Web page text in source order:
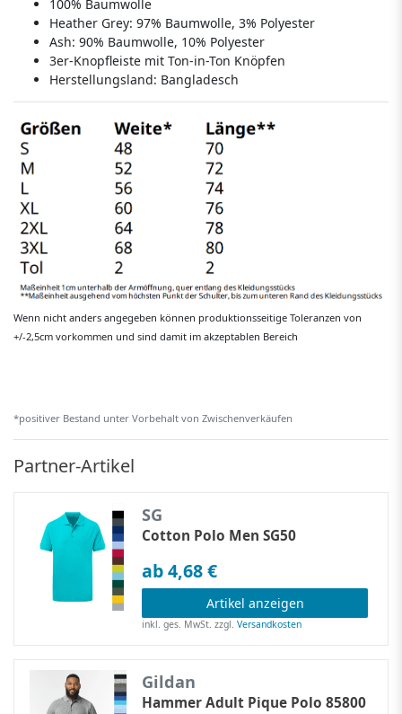
100% Baumwolle
Heather Grey: 97% Baumwolle, 3% Polyester
Ash: 90% Baumwolle, 10% Polyester
3er-Knopfleiste mit Ton-in-Ton Knöpfen
Herstellungsland: Bangladesch
Wenn nicht anders angegeben können produktionsseitige Toleranzen von
+/-2,5cm vorkommen und sind damit im akzeptablen Bereich
*positiver Bestand unter Vorbehalt von Zwischenverkäufen
Partner-Artikel
SG
Cotton Polo Men SG50
ab 4,68 €
Artikel anzeigen
inkl. ges. MwSt. zzgl.Versandkosten
Gildan
Hammer Adult Pique Polo 85800